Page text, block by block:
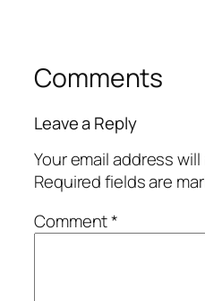
Comments
Leave a Reply
Your email address
Required fields are
Comment*